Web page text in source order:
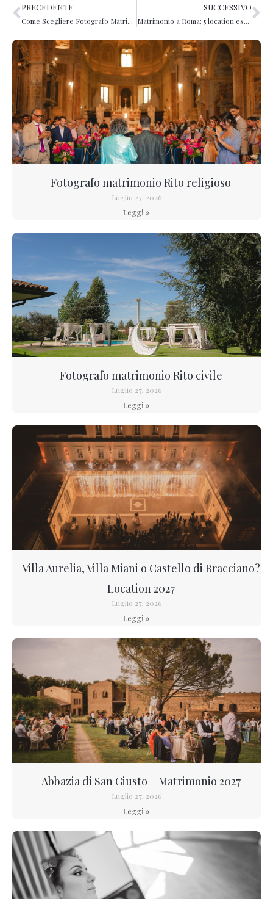
Precedente
PRECEDENTE
Come Scegliere Fotografo Matrimonio
SUCCESSIVO
Matrimonio a Roma: 5 location esclusive
Fotografo matrimonio Rito religioso
Luglio 27, 2026
Leggi »
Fotografo matrimonio Rito civile
Luglio 27, 2026
Leggi »
Villa Aurelia, Villa Miani o Castello di Bracciano?
Location 2027
Luglio 27, 2026
Leggi »
Abbazia di San Giusto – Matrimonio 2027
Luglio 27, 2026
Leggi »